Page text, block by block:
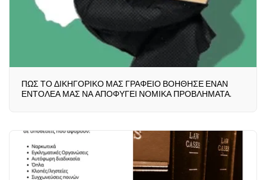
ΠΩΣ ΤΟ ΔΙΚΗΓΟΡΙΚΟ ΜΑΣ ΓΡΑΦΕΙΟ ΒΟΗΘΗΣΕ ΕΝΑΝ
ΕΝΤΟΛΕΑ ΜΑΣ ΝΑ ΑΠΟΦΥΓΕΙ ΝΟΜΙΚΑ ΠΡΟΒΛΗΜΑΤΑ.